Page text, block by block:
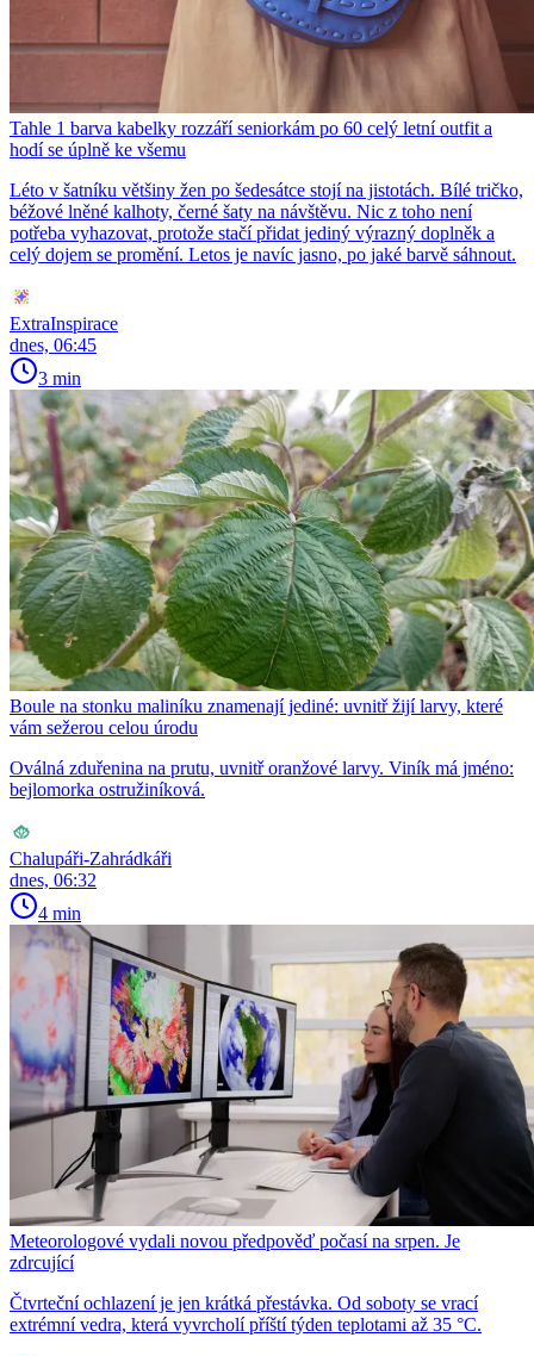
Tahle 1 barva kabelky rozzáří seniorkám po 60 celý letní outfit a
hodí se úplně ke všemu
Léto v šatníku většiny žen po šedesátce stojí na jistotách. Bílé tričko,
béžové lněné kalhoty, černé šaty na návštěvu. Nic z toho není
potřeba vyhazovat, protože stačí přidat jediný výrazný doplněk a
celý dojem se promění. Letos je navíc jasno, po jaké barvě sáhnout.
ExtraInspirace
dnes, 06:45
3 min
Boule na stonku maliníku znamenají jediné: uvnitř žijí larvy, které
vám sežerou celou úrodu
Oválná zduřenina na prutu, uvnitř oranžové larvy. Viník má jméno:
bejlomorka ostružiníková.
Chalupáři-Zahrádkáři
dnes, 06:32
4 min
Meteorologové vydali novou předpověď počasí na srpen. Je
zdrcující
Čtvrteční ochlazení je jen krátká přestávka. Od soboty se vrací
extrémní vedra, která vyvrcholí příští týden teplotami až 35 °C.